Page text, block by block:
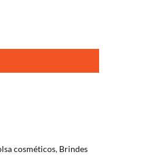
cosméticos, Brindes